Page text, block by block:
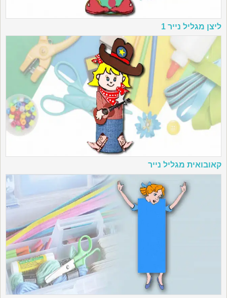
ליצן מגליל נייר 1
קאובואית מגליל נייר